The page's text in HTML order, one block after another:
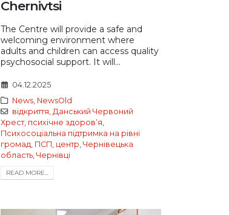
Chernivtsi
The Centre will provide a safe and
welcoming environment where
adults and children can access quality
psychosocial support. It will...
04.12.2025
News, NewsOld
відкриття Данський Червоний
Хрест, психічне здоровʼя
Психосоціальна підтримка на рівні
громад ПСП центр Чернівецька
область Чернівці
READ MORE...